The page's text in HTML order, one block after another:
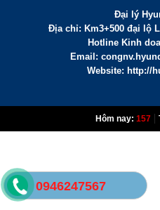
Đại lý
Địa chỉ: Km3+500 đại lộ
Hotline Kinh
Email:
Website: http://
Hôm nay: 157|
0946247567